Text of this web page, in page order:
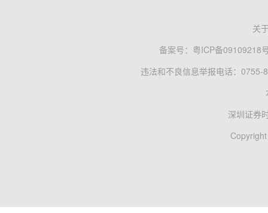
关
备案号： 粤ICP备09109218
违法和不良信息举报电话：0755-
深圳证券